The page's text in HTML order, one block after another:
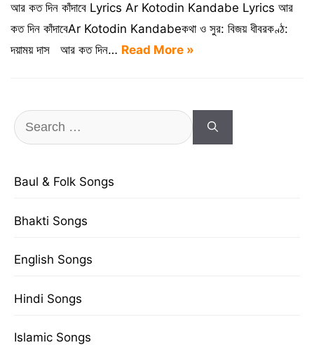
আর কত দিন কাঁদাবে Lyrics Ar Kotodin Kandabe Lyrics আর
কত দিন কাঁদাবেAr Kotodin Kandabeকথা ও সুর: বিজয় ধীবরকণ্ঠ:
দয়াময় দাস আর কত দিন… Read More »
Search
for:
Baul & Folk Songs
Bhakti Songs
English Songs
Hindi Songs
Islamic Songs